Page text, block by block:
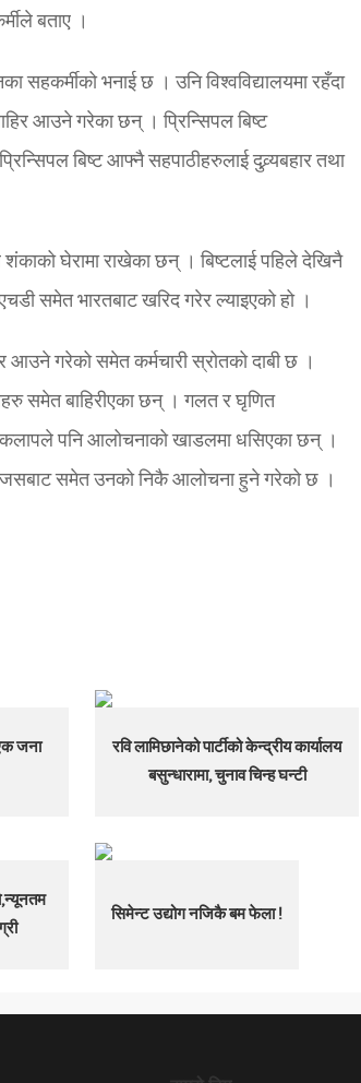
बताए ।
सहकर्मीको भनाई छ । उनि विश्वविद्यालयमा रहँदा
आउने गरेका छन् । प्रिन्सिपल बिष्ट
बिष्ट आफ्नै सहपाठीहरुलाई दुव्र्यबहार तथा
शंकाको घेरामा राखेका छन् । बिष्टलाई पहिले देखिनै
समेत भारतबाट खरिद गरेर ल्याइएको हो ।
आउने गरेको समेत कर्मचारी स्रोतको दाबी छ ।
समेत बाहिरीएका छन् । गलत र घृणित
पनि आलोचनाको खाडलमा धसिएका छन् ।
समेत उनको निकै आलोचना हुने गरेको छ ।
जना
रवि लामिछानेको पार्टीको केन्द्रीय कार्यालय
बसुन्धारामा, चुनाव चिन्ह घन्टी
सिमेन्ट उद्योग नजिकै बम फेला !